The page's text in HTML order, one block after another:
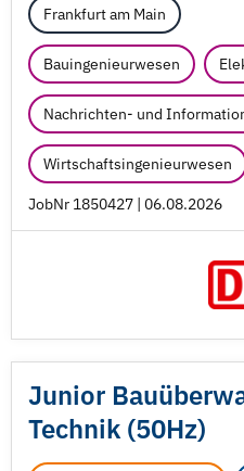
Frankfurt am Main
Bauingenieurwesen
Nachrichten- und
Wirtschaftsingenieurwesen
JobNr 1850427 | 06.08.2026
Junior
Technik (50Hz)